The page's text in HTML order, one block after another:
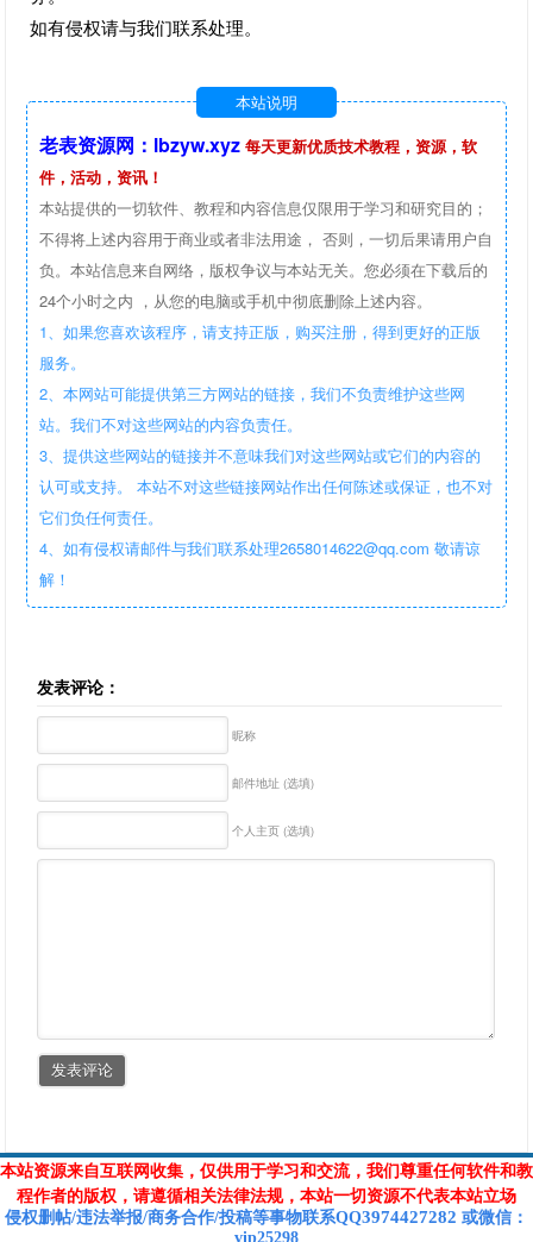
如有侵权请与我们联系处理。
本站说明
老表资源网：lbzyw.xyz 每天更新优质技术教程，资源，软
件，活动，资讯！
本站提供的一切软件、教程和内容信息仅限用于学习和研究目的；
不得将上述内容用于商业或者非法用途， 否则，一切后果请用户自
负。本站信息来自网络，版权争议与本站无关。您必须在下载后的
24个小时之内 ，从您的电脑或手机中彻底删除上述内容。
1、如果您喜欢该程序，请支持正版，购买注册，得到更好的正版
服务。
2、本网站可能提供第三方网站的链接，我们不负责维护这些网
站。我们不对这些网站的内容负责任。
3、提供这些网站的链接并不意味我们对这些网站或它们的内容的
认可或支持。 本站不对这些链接网站作出任何陈述或保证，也不对
它们负任何责任。
4、如有侵权请邮件与我们联系处理2658014622@qq.com 敬请谅
解！
发表评论：
昵称
邮件地址 (选填)
个人主页 (选填)
本站资源来自互联网收集，仅供用于学习和交流，我们尊重任何软件和教
程作者的版权，请遵循相关法律法规，本站一切资源不代表本站立场
侵权删帖/违法举报/商务合作/投稿等事物联系QQ3974427282 或微信 ：
vip25298